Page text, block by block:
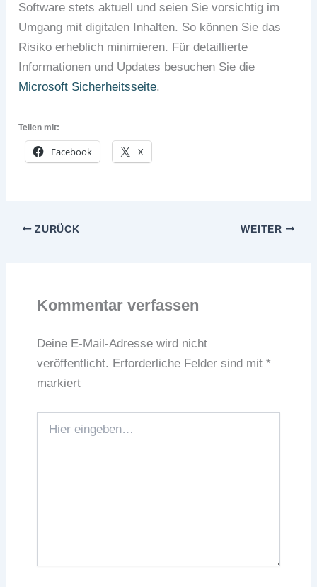
Software stets aktuell und seien Sie vorsichtig im
Umgang mit digitalen Inhalten. So können Sie das
Risiko erheblich minimieren. Für detaillierte
Informationen und Updates besuchen Sie die
Microsoft Sicherheitsseite.
Teilen mit:
Facebook X
ZURÜCK WEITER
Kommentar verfassen
Deine E-Mail-Adresse wird nicht
veröffentlicht. Erforderliche Felder sind mit *
markiert
eingeben…